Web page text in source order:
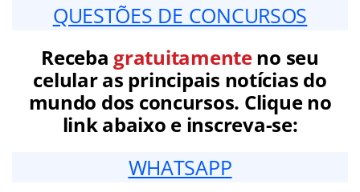
QUESTÕES DE CONCURSOS
Receba gratuitamenteno seu
celular as principais notícias do
mundo dos concursos. Clique no
link abaixo e inscreva-se:
WHATSAPP